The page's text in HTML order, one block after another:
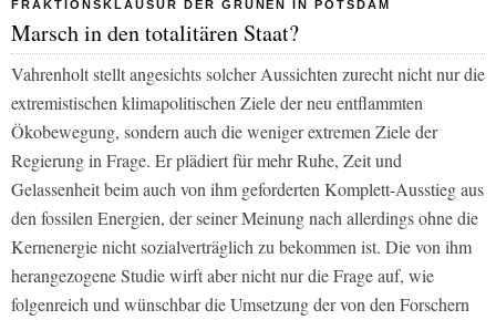
FRAKTIONSKLAUSUR DER GRÜNEN IN POTSDAM
Marsch in den totalitären Staat?
Vahrenholt stellt angesichts solcher Aussichten zurecht nicht nur die
extremistischen klimapolitischen Ziele der neu entflammten
Ökobewegung, sondern auch die weniger extremen Ziele der
Regierung in Frage. Er plädiert für mehr Ruhe, Zeit und
Gelassenheit beim auch von ihm geforderten Komplett-Ausstieg aus
den fossilen Energien, der seiner Meinung nach allerdings ohne die
Kernenergie nicht sozialverträglich zu bekommen ist. Die von ihm
herangezogene Studie wirft aber nicht nur die Frage auf, wie
folgenreich und wünschbar die Umsetzung der von den Forschern